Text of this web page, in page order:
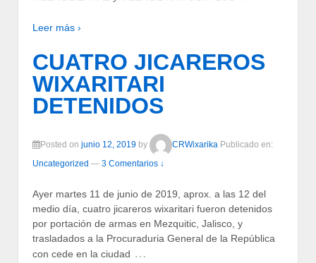
Leer más ›
CUATRO JICAREROS
WIXARITARI
DETENIDOS
Posted on junio 12, 2019 by CRWixarika Publicado en:
Uncategorized — 3 Comentarios ↓
Ayer martes 11 de junio de 2019, aprox. a las 12 del
medio día, cuatro jicareros wixaritari fueron detenidos
por portación de armas en Mezquitic, Jalisco, y
trasladados a la Procuraduria General de la República
con cede en la ciudad …